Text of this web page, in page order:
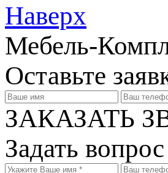
Наверх
Мебель-
Оставьте
ЗАКАЗАТЬ
Задать вопрос